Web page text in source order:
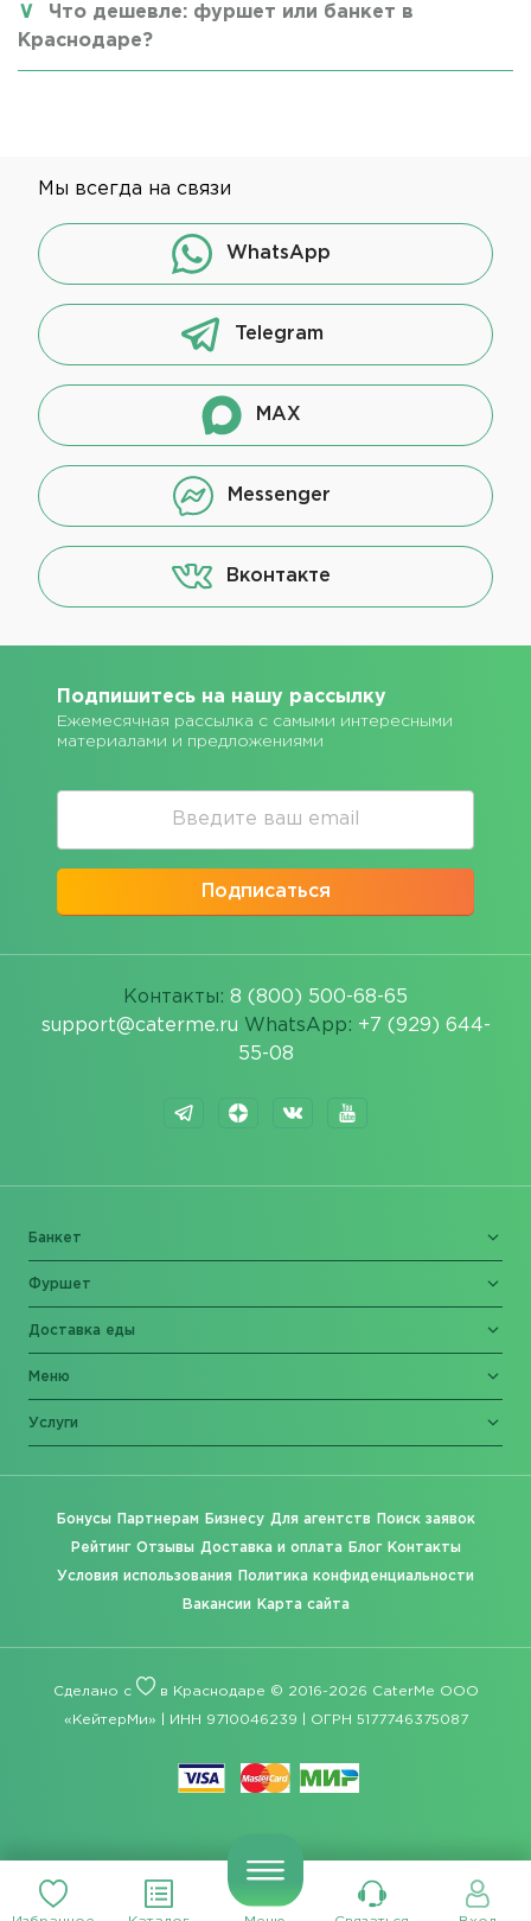
Что дешевле: фуршет или банкет в
Краснодаре?
Мы всегда на связи
WhatsApp
Telegram
MAX
Messenger
Вконтакте
Подпишитесь на нашу рассылку
Ежемесячная рассылка с самыми интересными
материалами и предложениями
Подписаться
Контакты: 8 (800) 500-68-65
support@caterme.ru WhatsApp: +7 (929) 644-
55-08
Банкет
Фуршет
Доставка еды
Меню
Услуги
Бонусы Партнерам Бизнесу Для агентств Поиск заявок
Рейтинг Отзывы Доставка и оплата Блог Контакты
Условия использования Политика конфиденциальности
Вакансии Карта сайта
Сделано с в Краснодаре © 2016-2026 CaterMe ООО
«КейтерМи» | ИНН 9710046239 | ОГРН 5177746375087